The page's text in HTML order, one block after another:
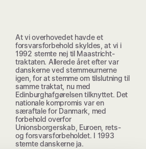
At vi overhovedet havde et
forsvarsforbehold skyldes, at vi i
1992 stemte nej til Maastricht-
traktaten. Allerede året efter var
danskerne ved stemmeurnerne
igen, for at stemme om tilslutning til
samme traktat, nu med
Edinburghafgørelsen tilknyttet. Det
nationale kompromis var en
særaftale for Danmark, med
forbehold overfor
Unionsborgerskab, Euroen, rets-
og forsvarsforbeholdet. I 1993
stemte danskerne ja.